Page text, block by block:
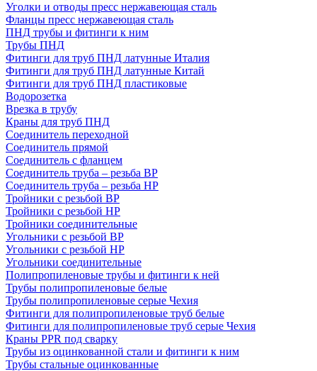
Уголки и отводы пресс нержавеющая сталь
Фланцы пресс нержавеющая сталь
ПНД трубы и фитинги к ним
Трубы ПНД
Фитинги для труб ПНД латунные Италия
Фитинги для труб ПНД латунные Китай
Фитинги для труб ПНД пластиковые
Водорозетка
Врезка в трубу
Краны для труб ПНД
Соединитель переходной
Соединитель прямой
Соединитель с фланцем
Соединитель труба – резьба ВР
Соединитель труба – резьба НР
Тройники с резьбой ВР
Тройники с резьбой НР
Тройники соединительные
Угольники с резьбой ВР
Угольники с резьбой НР
Угольники соединительные
Полипропиленовые трубы и фитинги к ней
Трубы полипропиленовые белые
Трубы полипропиленовые серые Чехия
Фитинги для полипропиленовые труб белые
Фитинги для полипропиленовые труб серые Чехия
Краны PPR под сварку
Трубы из оцинкованной стали и фитинги к ним
Трубы стальные оцинкованные